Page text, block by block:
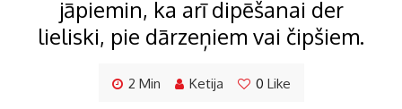
jāpiemin, ka arī dipēšanai der
lieliski, pie dārzeņiem vai čipšiem.
2 Min Ketija 0 Like